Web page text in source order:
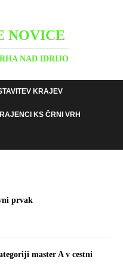
NOVICE
NAD IDRIJO
KRAJEV
KS ČRNI VRH
prvak
master A v cestni